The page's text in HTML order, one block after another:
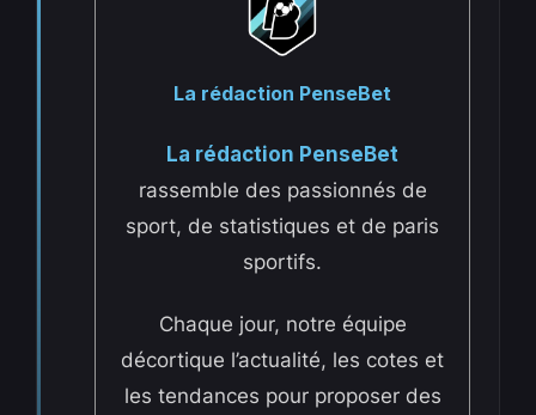
La rédaction PenseBet
La rédaction PenseBet
rassemble des passionnés de
sport, de statistiques et de paris
sportifs.
Chaque jour, notre équipe
décortique l’actualité, les cotes et
les tendances pour proposer des